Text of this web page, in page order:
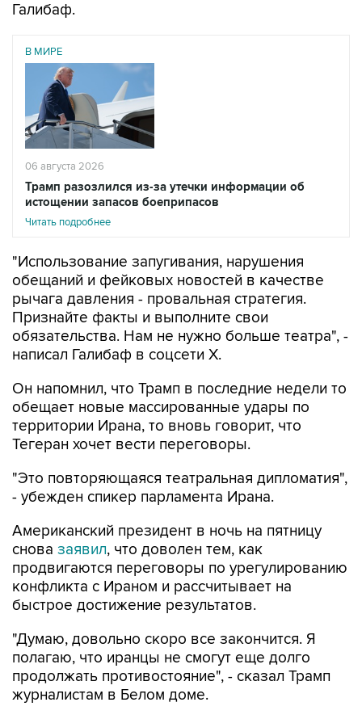
Галибаф.
В МИРЕ
06 августа 2026
Трамп разозлился из-за утечки информации об
истощении запасов боеприпасов
Читать подробнее
"Использование запугивания, нарушения
обещаний и фейковых новостей в качестве
рычага давления - провальная стратегия.
Признайте факты и выполните свои
обязательства. Нам не нужно больше театра", -
написал Галибаф в соцсети X.
Он напомнил, что Трамп в последние недели то
обещает новые массированные удары по
территории Ирана, то вновь говорит, что
Тегеран хочет вести переговоры.
"Это повторяющаяся театральная дипломатия",
- убежден спикер парламента Ирана.
Американский президент в ночь на пятницу
снова заявил, что доволен тем, как
продвигаются переговоры по урегулированию
конфликта с Ираном и рассчитывает на
быстрое достижение результатов.
"Думаю, довольно скоро все закончится. Я
полагаю, что иранцы не смогут еще долго
продолжать противостояние", - сказал Трамп
журналистам в Белом доме.